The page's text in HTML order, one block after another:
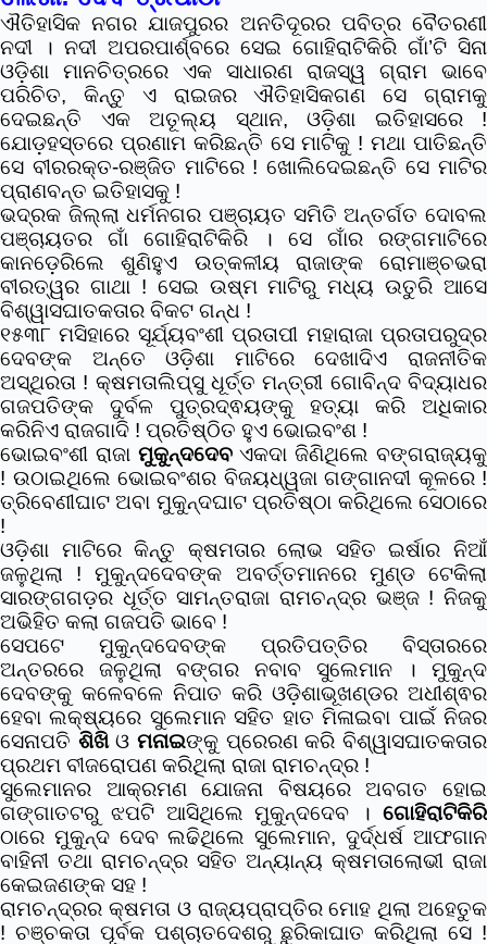
ଐତିହାସିକ ନଗର ଯାଜପୁରର ଅନତିଦୂରର ପବିତ୍ର ବୈତରଣୀ
ନଦୀ । ନଦୀ ଅପରପାର୍ଶ୍ବରେ ସେଇ ଗୋହିରାଟିକିରି ଗାଁ’ଟି ସିନା
ଓଡ଼ିଶା ମାନଚିତ୍ରରେ ଏକ ସାଧାରଣ ରାଜସ୍ୱ ଗ୍ରାମ ଭାବେ
ପରିଚିତ, କିନ୍ତୁ ଏ ରାଇଜର ଐତିହାସିକଗଣ ସେ ଗ୍ରାମକୁ
ଦେଇଛନ୍ତି ଏକ ଅତୂଲ୍ୟ ସ୍ଥାନ, ଓଡ଼ିଶା ଇତିହାସରେ !
ଯୋଡ଼ହସ୍ତରେ ପ୍ରଣାମ କରିଛନ୍ତି ସେ ମାଟିକୁ ! ମଥା ପାତିଛନ୍ତି
ସେ ବୀରରକ୍ତ-ରଞ୍ଜିତ ମାଟିରେ ! ଖୋଲିଦେଇଛନ୍ତି ସେ ମାଟିର
ପ୍ରାଣବନ୍ତ ଇତିହାସକୁ !
ଭଦ୍ରକ ଜିଲ୍ଲା ଧର୍ମନଗର ପଞ୍ଚାୟତ ସମିତି ଅନ୍ତର୍ଗତ ଦୋବଲ
ପଞ୍ଚାୟତର ଗାଁ ଗୋହିରାଟିକିରି । ସେ ଗାଁର ରଙ୍ଗମାଟିରେ
କାନଡ଼େରିଲେ ଶୁଣିହୁଏ ଉତ୍କଳୀୟ ରାଜାଙ୍କ ରୋମାଞ୍ଚଭରା
ବୀରତ୍ୱର ଗାଥା ! ସେଇ ଉଷ୍ମ ମାଟିରୁ ମଧ୍ୟ ଉତୁରି ଆସେ
ବିଶ୍ୱାସଘାତକତାର ବିକଟ ଗନ୍ଧ !
୧୫୩୮ ମସିହାରେ ସୂର୍ଯ୍ୟବଂଶୀ ପ୍ରତାପୀ ମହାରାଜା ପ୍ରତାପରୁଦ୍ର
ଦେବଙ୍କ ଅନ୍ତେ ଓଡ଼ିଶା ମାଟିରେ ଦେଖାଦିଏ ରାଜନୀତିକ
ଅସ୍ଥିରତା ! କ୍ଷମତାଲିପ୍ସୁ ଧୂର୍ତ୍ତ ମନ୍ତ୍ରୀ ଗୋବିନ୍ଦ ବିଦ୍ୟାଧର
ଗଜପତିଙ୍କ ଦୁର୍ବଳ ପୁତ୍ରଦ୍ଵୟଙ୍କୁ ହତ୍ୟା କରି ଅଧିକାର
କରିନିଏ ରାଜଗାଦି ! ପ୍ରତିଷ୍ଠିତ ହୁଏ ଭୋଇବଂଶ !
ଭୋଇବଂଶୀ ରାଜା ମୁକୁନ୍ଦଦେବଏକଦା ଜିଣିଥିଲେ ବଙ୍ଗରାଜ୍ୟକୁ
! ଉଠାଇଥିଲେ ଭୋଇବଂଶର ବିଜୟଧ୍ୱଜା ଗଙ୍ଗାନଦୀ କୂଳରେ !
ତ୍ରିବେଣୀଘାଟ ଅବା ମୁକୁନ୍ଦଘାଟ ପ୍ରତିଷ୍ଠା କରିଥିଲେ ସେଠାରେ
!
ଓଡ଼ିଶା ମାଟିରେ କିନ୍ତୁ କ୍ଷମତାର ଲୋଭ ସହିତ ଇର୍ଷାର ନିଆଁ
ଜଳୁଥିଲା ! ମୁକୁନ୍ଦଦେବଙ୍କ ଅବର୍ତ୍ତମାନରେ ମୁଣ୍ଡ ଟେକିଲା
ସାରଙ୍ଗଗଡ଼ର ଧୂର୍ତ୍ତ ସାମନ୍ତରାଜା ରାମଚନ୍ଦ୍ର ଭଞ୍ଜ ! ନିଜକୁ
ଅଭିହିତ କଲା ଗଜପତି ଭାବେ !
ସେପଟେ ମୁକୁନ୍ଦଦେବଙ୍କ ପ୍ରତିପତ୍ତିର ବିସ୍ତାରରେ
ଅନ୍ତରରେ ଜଳୁଥିଲା ବଙ୍ଗର ନବାବ ସୁଲେମାନ । ମୁକୁନ୍ଦ
ଦେବଙ୍କୁ କଳେବଳେ ନିପାତ କରି ଓଡ଼ିଶାଭୂଖଣ୍ଡର ଅଧୀଶ୍ଵର
ହେବା ଲକ୍ଷ୍ୟରେ ସୁଲେମାନ ସହିତ ହାତ ମିଳାଇବା ପାଇଁ ନିଜର
ସେନାପତି ଶିଖିଓମନାଇଙ୍କୁ ପ୍ରେରଣ କରି ବିଶ୍ୱାସଘାତକତାର
ପ୍ରଥମ ବୀଜରୋପଣ କରିଥିଲା ରାଜା ରାମଚନ୍ଦ୍ର !
ସୁଲେମାନର ଆକ୍ରମଣ ଯୋଜନା ବିଷୟରେ ଅବଗତ ହୋଇ
ଗଙ୍ଗାତଟରୁ ଝପଟି ଆସିଥିଲେ ମୁକୁନ୍ଦଦେବ । ଗୋହିରାଟିକିରି
ଠାରେ ମୁକୁନ୍ଦ ଦେବ ଲଢିଥିଲେ ସୁଲେମାନ, ଦୁର୍ଦ୍ଧର୍ଷ ଆଫଗାନ
ବାହିନୀ ତଥା ରାମଚନ୍ଦ୍ର ସହିତ ଅନ୍ୟାନ୍ୟ କ୍ଷମତାଲୋଭୀ ରାଜା
କେଇଜଣଙ୍କ ସହ !
ରାମଚନ୍ଦ୍ରର କ୍ଷମତା ଓ ରାଜ୍ୟପ୍ରାପ୍ତିର ମୋହ ଥିଲା ଅହେତୁକ
! ଚଞ୍ଚକତା ପୂର୍ବକ ପଶ୍ଚାତଦେଶରୁ ଛୁରିକାଘାତ କରିଥିଲା ସେ !